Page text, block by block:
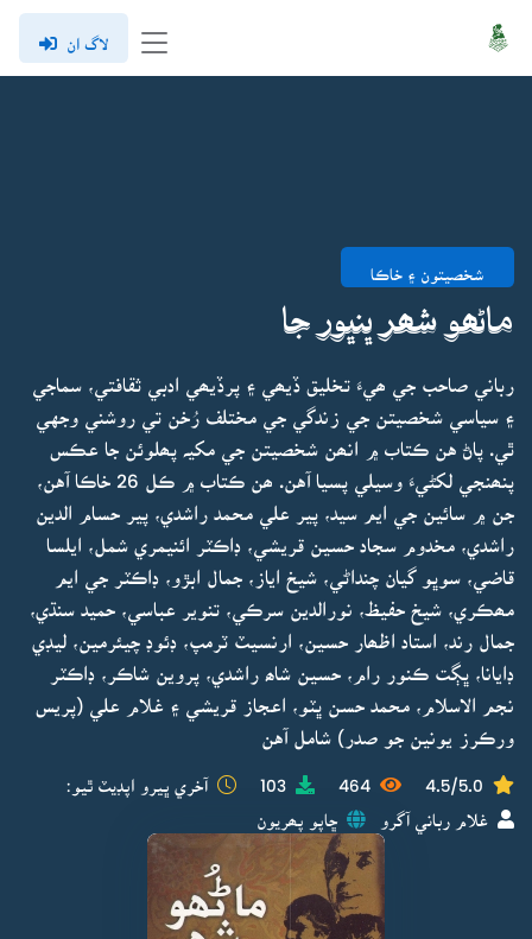
لاگ ان
شخصيتون ۽ خاڪا
ماڻھو شھر ڀنڀور جا
رباني صاحب جي ھيءَ تخليق ڏيھي ۽ پرڏيھي ادبي ثقافتي، سماجي
۽ سياسي شخصيتن جي زندگي جي مختلف رُخن تي روشني وجهي
ٿي. پاڻ هن ڪتاب ۾ انھن شخصيتن جي مکيہ پھلوئن جا عڪس
پنھنجي لکڻيءَ وسيلي پسيا آهن. ھن ڪتاب ۾ ڪل 26 خاڪا آهن،
جن ۾ سائين جي ايم سيد، پير علي محمد راشدي، پير حسام الدين
راشدي، مخدوم سجاد حسين قريشي، ڊاڪٽر ائنيمري شمل، ايلسا
قاضي، سوڀو گيان چنداڻي، شيخ اياز، جمال ابڙو، ڊاڪٽر جي ايم
مھڪري، شيخ حفيظ، نورالدين سرڪي، تنوير عباسي، حميد سنڌي،
جمال رند، استاد اظھار حسين، ارنسيٽ ٽرمپ، ڊئوڊ چيئرمين، ليڊي
ڊايانا، ڀڳت ڪنور رام، حسين شاھ راشدي، پروين شاڪر، ڊاڪٽر
نجم الاسلام، محمد حسن ڀٽو، اعجاز قريشي ۽ غلام علي (پريس
ورڪرز يونين جو صدر) شامل آهن
4.5/5.0
464
103 آخري ڀيرو اپڊيٽ ٿيو:
غلام رباني آگرو ڇاپو پھريون